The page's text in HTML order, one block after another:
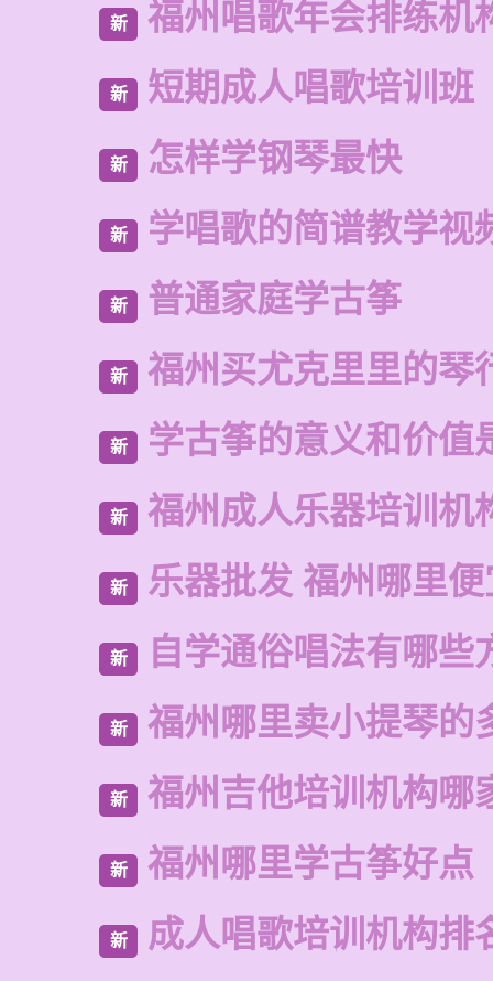
新 福州唱歌年会排练机
新 短期成人唱歌培训班
新 怎样学钢琴最快
新 学唱歌的简谱教学视
新 普通家庭学古筝
新 福州买尤克里里的琴
新 学古筝的意义和价值
新 福州成人乐器培训机
新 乐器批发 福州哪里
新 自学通俗唱法有哪些
新 福州哪里卖小提琴的
新 福州吉他培训机构哪
新 福州哪里学古筝好点
新 成人唱歌培训机构排